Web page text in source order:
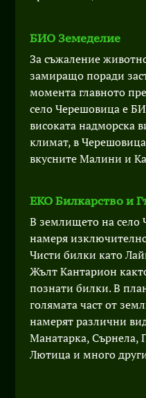
БИО Земеделие
За съжаление
замиращо поради
момента главното
село Черешовица е
високата надморска
климат, в
вкусните Малини и
ЕКО Билкарство и
В землището на село
намеря
Чисти билки като
Жълт Кантарион
познати билки. В
голямата част от
намерят различни
Манатарка, Сърнела,
Лютица и много